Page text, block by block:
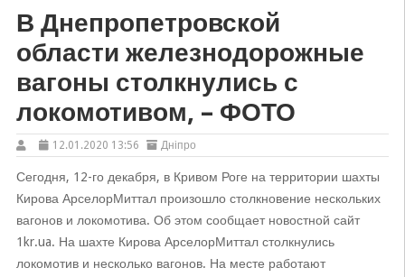
В Днепропетровской
области железнодорожные
вагоны столкнулись с
локомотивом, – ФОТО
12.01.2020 13:56 Дніпро
Сегодня, 12-го декабря, в Кривом Роге на территории шахты
Кирова АрселорМиттал произошло столкновение нескольких
вагонов и локомотива. Об этом сообщает новостной сайт
1kr.ua. На шахте Кирова АрселорМиттал столкнулись
локомотив и несколько вагонов. На месте работают